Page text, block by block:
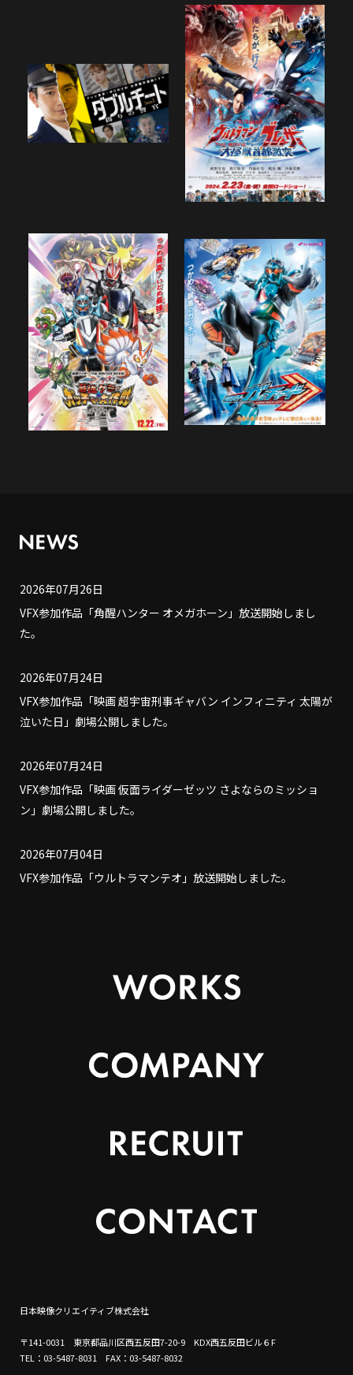
2026年07月26日
VFX参加作品「角醒ハンター オメガホーン」放送開始しまし
た。
2026年07月24日
VFX参加作品「映画 超宇宙刑事ギャバン インフィニティ 太陽が
泣いた日」劇場公開しました。
2026年07月24日
VFX参加作品「映画 仮面ライダーゼッツ さよならのミッショ
ン」劇場公開しました。
2026年07月04日
VFX参加作品「ウルトラマンテオ」放送開始しました。
日本映像クリエイティブ株式会社
〒141-0031 東京都品川区西五反田7-20-9 KDX西五反田ビル６F
TEL：03-5487-8031 FAX：03-5487-8032